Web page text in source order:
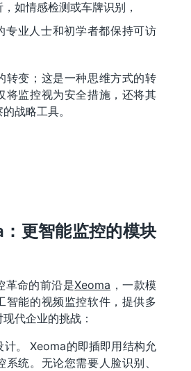
如情感检测或车牌识别，
专业人士和初学者都保持可访
转变；这是一种思维方式的转
将监控视为安全措施，还将其
战略工具。
更智能监控的模块
革命的前沿是Xeoma ，一款模
智能的视频监控软件，提供多
代企业的挑战：
。
Xeoma的即插即用结构允
统。无论您需要人脸识别、